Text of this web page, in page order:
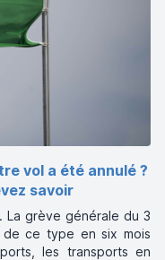
vol a été annulé ?
savoir
La grève générale du 3
ce type en six mois
les transports en